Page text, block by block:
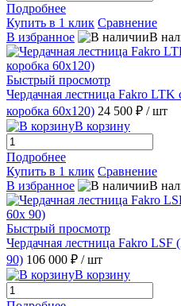
Подробнее
Купить в 1 клик Сравнение
В избранное
В
Быстрый просмотр
Чердачная лестница Fakro LTK
коробка 60х120) 24 500 ₽ / шт
В корзину
Подробнее
Купить в 1 клик Сравнение
В избранное
В
Быстрый просмотр
Чердачная лестница Fakro LSF
90) 106 000 ₽ / шт
В корзину